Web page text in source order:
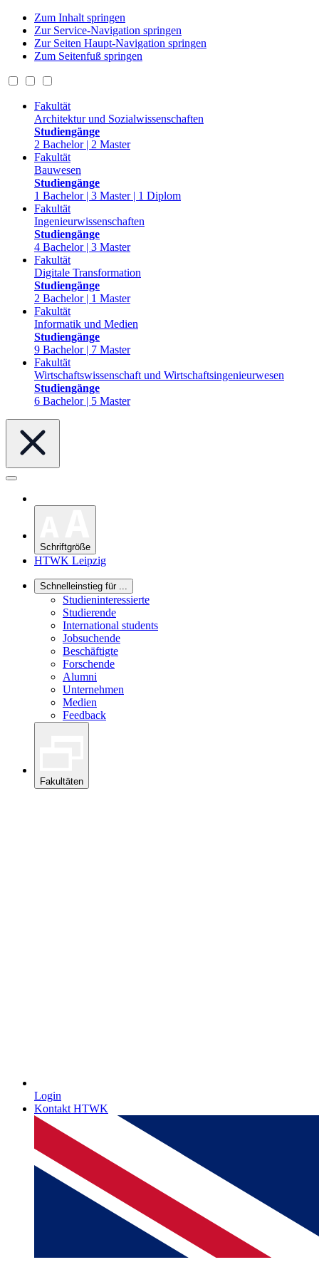
Zum Inhalt springen
Zur Service-Navigation springen
Zur Seiten Haupt-Navigation springen
Zum Seitenfuß springen
Fakultät
Architektur und Sozialwissenschaften
Studiengänge
2 Bachelor | 2 Master
Fakultät
Bauwesen
Studiengänge
1 Bachelor | 3 Master | 1 Diplom
Fakultät
Ingenieurwissenschaften
Studiengänge
4 Bachelor | 3 Master
Fakultät
Digitale Transformation
Studiengänge
2 Bachelor | 1 Master
Fakultät
Informatik und Medien
Studiengänge
9 Bachelor | 7 Master
Fakultät
Wirtschaftswissenschaft und Wirtschaftsingenieurwesen
Studiengänge
6 Bachelor | 5 Master
Schriftgröße
HTWK Leipzig
Schnelleinstieg für ...
Studieninteressierte
Studierende
International students
Jobsuchende
Beschäftigte
Forschende
Alumni
Unternehmen
Medien
Feedback
Fakultäten
Login
Kontakt HTWK